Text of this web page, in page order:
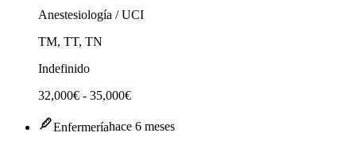
Anestesiología / UCI
TM, TT, TN
Indefinido
32,000€ - 35,000€
Enfermeríahace 6 meses